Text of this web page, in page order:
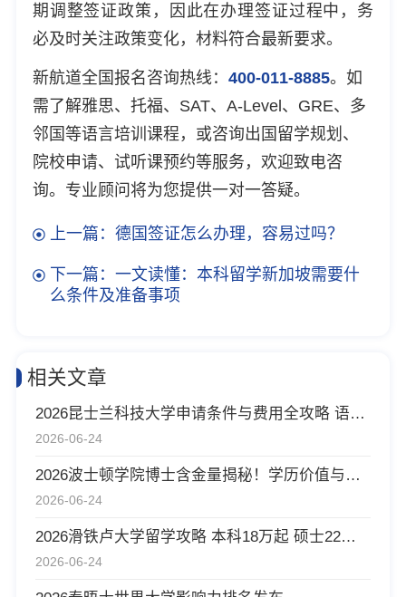
期调整签证政策，因此在办理签证过程中，务
必及时关注政策变化，材料符合最新要求。
新航道全国报名咨询热线： 400-011-8885。如
需了解雅思、托福、SAT、A-Level、GRE、多
邻国等语言培训课程，或咨询出国留学规划、
院校申请、试听课预约等服务，欢迎致电咨
询。专业顾问将为您提供一对一答疑。
上一篇：德国签证怎么办理，容易过吗？
下一篇：一文读懂：本科留学新加坡需要什
么条件及准备事项
相关文章
2026昆士兰科技大学申请条件与费用全攻略 语言雅思6.5+ GPA 3.0+ 18万人民币上学校
2026-06-24
2026波士顿学院博士含金量揭秘！学历价值与就业前景深度分析
2026-06-24
2026滑铁卢大学留学攻略 本科18万起 硕士22万起
2026-06-24